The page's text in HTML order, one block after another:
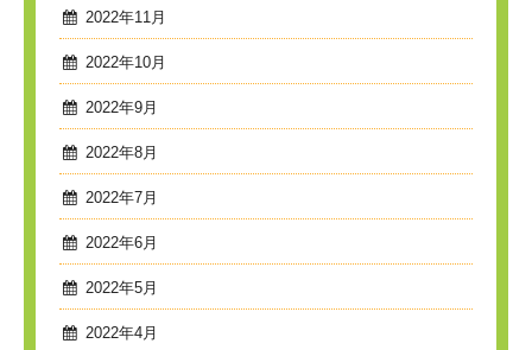
2022年11月
2022年10月
2022年9月
2022年8月
2022年7月
2022年6月
2022年5月
2022年4月